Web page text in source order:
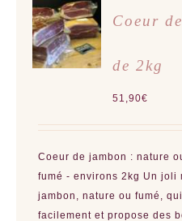
AJOUTER
AU
PANIER
/
DÉTAILS
Coeur
de 2kg
51,90€
Coeur de jambon : nature
fumé - environs 2kg Un joli
jambon, nature ou fumé,
facilement et propose des